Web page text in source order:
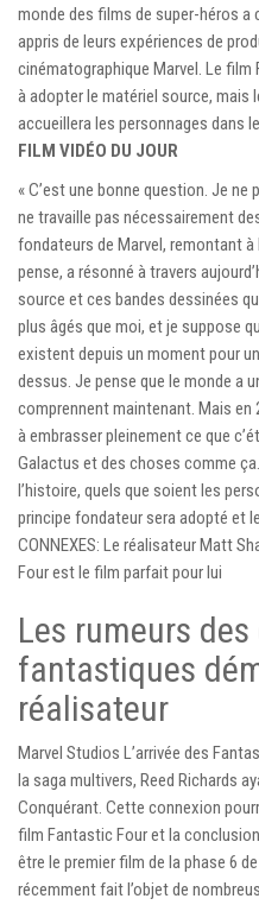
monde des films de super-héros
appris de leurs expériences de
cinématographique Marvel. Le
à adopter le matériel source, mais
accueillera les personnages dans
FILM VIDÉO DU JOUR
« C’est une bonne question. Je
ne travaille pas nécessairement
fondateurs de Marvel, remontant à
pense, a résonné à travers
source et ces bandes dessinées
plus âgés que moi, et je suppose
existent depuis un moment pour
dessus. Je pense que le monde a
comprennent maintenant. Mais en
à embrasser pleinement ce que
Galactus et des choses comme
l’histoire, quels que soient les
principe fondateur sera adopté et
CONNEXES: Le réalisateur Matt
Four est le film parfait pour lui
Les rumeurs
fantastiques
réalisateur
Marvel Studios L’arrivée des
la saga multivers, Reed Richards
Conquérant. Cette connexion
film Fantastic Four et la
être le premier film de la phase 6
récemment fait l’objet de